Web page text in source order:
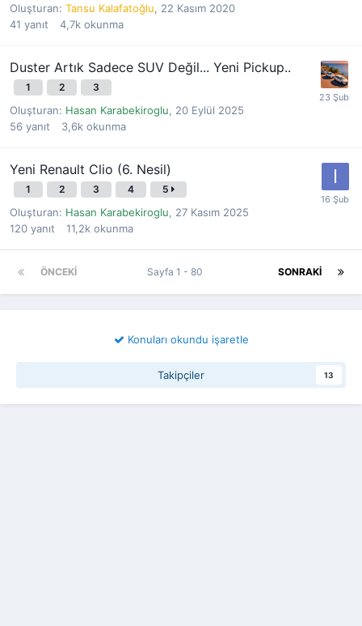
Oluşturan: Tansu Kalafatoğlu, 22 Kasım 2020
41 yanıt 4,7k okunma
Duster Artık Sadece SUV Değil... Yeni Pickup..
1 2 3
Oluşturan: Hasan Karabekiroglu, 20 Eylül 2025
56 yanıt 3,6k okunma
Yeni Renault Clio (6. Nesil)
1 2 3 4 5
Oluşturan: Hasan Karabekiroglu, 27 Kasım 2025
120 yanıt 11,2k okunma
ÖNCEKI SONRAKI
Sayfa 1 - 80
Konuları okundu işaretle
Takipçiler 13